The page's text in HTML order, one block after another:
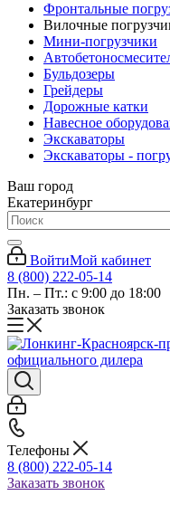
Фронтальные
Вилочные
Мини-погрузчики
Бульдозеры
Грейдеры
Дорожные катки
Навесное
Экскаваторы
Экскаваторы -
Ваш город
Екатеринбург
ВойтиМой кабинет
8 (800) 222-05-14
Пн. – Пт.: с 9:00 до 18:00
Заказать звонок
Телефоны
8 (800) 222-05-14
Заказать звонок